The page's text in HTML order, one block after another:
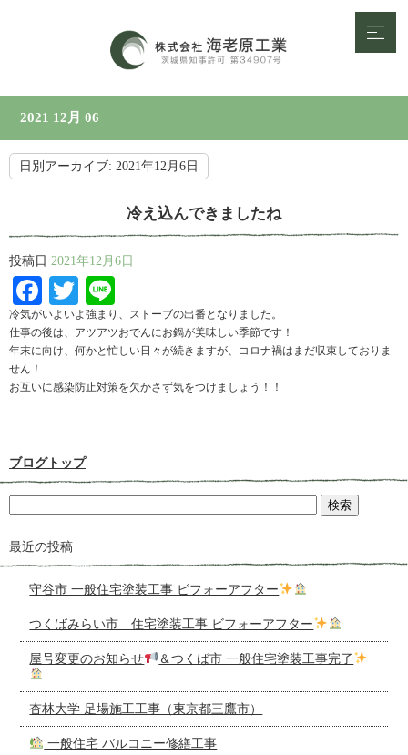
2021 12月 06
日別アーカイブ: 2021年12月6日
冷え込んできましたね
投稿日 2021年12月6日
Facebook
Twitter
冷気がいよいよ強まり、ストーブの出番となりました。
仕事の後は、アツアツおでんにお鍋が美味しい季節です！
年末に向け、何かと忙しい日々が続きますが、コロナ禍はまだ収束しておりま
せん！
お互いに感染防止対策を欠かさず気をつけましょう！！
ブログトップ
最近の投稿
守谷市 一般住宅塗装工事 ビフォーアフター
つくばみらい市 住宅塗装工事 ビフォーアフター
屋号変更のお知らせ ＆つくば市 一般住宅塗装工事完了
杏林大学 足場施工工事（東京都三鷹市）
一般住宅 バルコニー修繕工事